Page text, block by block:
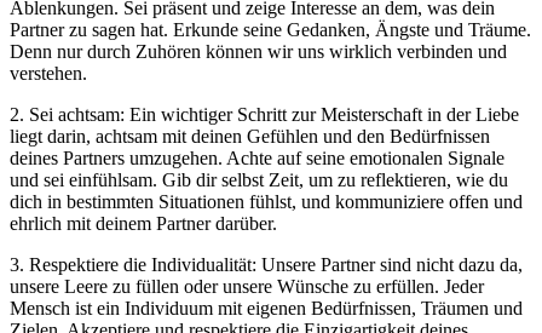
Ablenkungen. Sei präsent und zeige Interesse an dem, was dein
Partner zu sagen hat. Erkunde seine Gedanken, Ängste und Träume.
Denn nur durch Zuhören können wir uns wirklich verbinden und
verstehen.
2. Sei achtsam: Ein wichtiger Schritt zur Meisterschaft in der Liebe
liegt darin, achtsam mit deinen Gefühlen und den Bedürfnissen
deines Partners umzugehen. Achte auf seine emotionalen Signale
und sei einfühlsam. Gib dir selbst Zeit, um zu reflektieren, wie du
dich in bestimmten Situationen fühlst, und kommuniziere offen und
ehrlich mit deinem Partner darüber.
3. Respektiere die Individualität: Unsere Partner sind nicht dazu da,
unsere Leere zu füllen oder unsere Wünsche zu erfüllen. Jeder
Mensch ist ein Individuum mit eigenen Bedürfnissen, Träumen und